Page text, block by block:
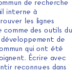
de recherche
interne à
les lignes
comme des outils du
développement de
qui ont été
Écrire avec
reconnu·es dans